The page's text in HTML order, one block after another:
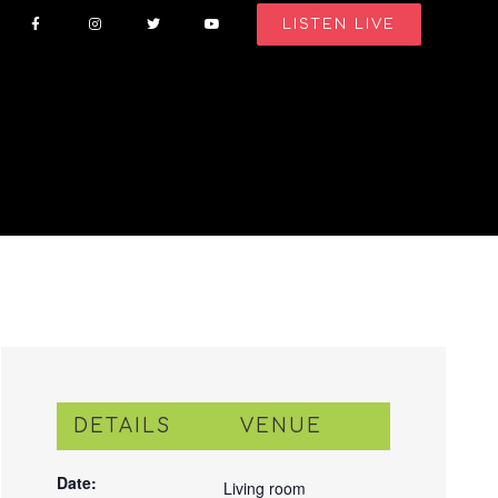
LISTEN LIVE
DETAILS
Date:
VENUE
Living room